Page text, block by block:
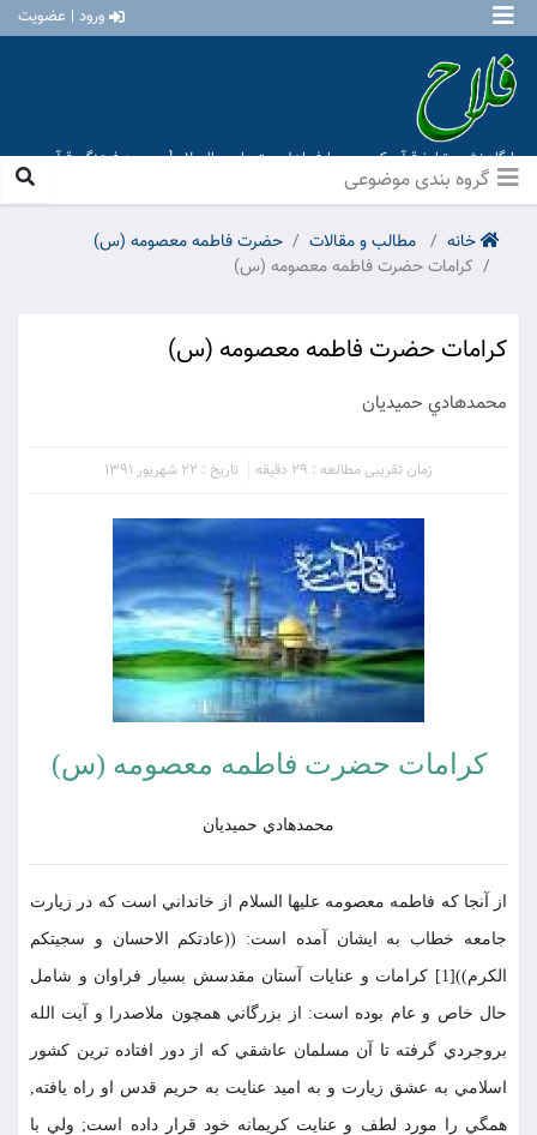
ورود | عضویت
پایگاه نشر و تبلیغ قرآن کریم و معارف اهل بیت علیهم السلام [ موسسه فرهنگی قرآن و
عترت منهاج عشق آباد ]
خانه مطالب و مقالات
حضرت فاطمه معصومه (س)
کرامات حضرت فاطمه معصومه (س)
کرامات حضرت فاطمه معصومه (س)
محمدهادي حميديان
زمان تقریبی مطالعه : 29 دقیقه تاریخ : 22 شهریور 1391
کرامات حضرت فاطمه معصومه (س)
محمدهادي حميديان
از آنجا كه فاطمه معصومه عليها السلام از خانداني است كه در زيارت
جامعه خطاب به ايشان آمده است: ((عادتكم الاحسان و سجيتكم
الكرم))[1] كرامات و عنايات آستان مقدسش بسيار فراوان و شامل
حال خاص و عام بوده است: از بزرگاني همچون ملاصدرا و آيت الله
بروجردي گرفته تا آن مسلمان عاشقي كه از دور افتاده ترين كشور
اسلامي به عشق زيارت و به اميد عنايت به حريم قدس او راه يافته,
همگي را مورد لطف و عنايت كريمانه خود قرار داده است; ولي با